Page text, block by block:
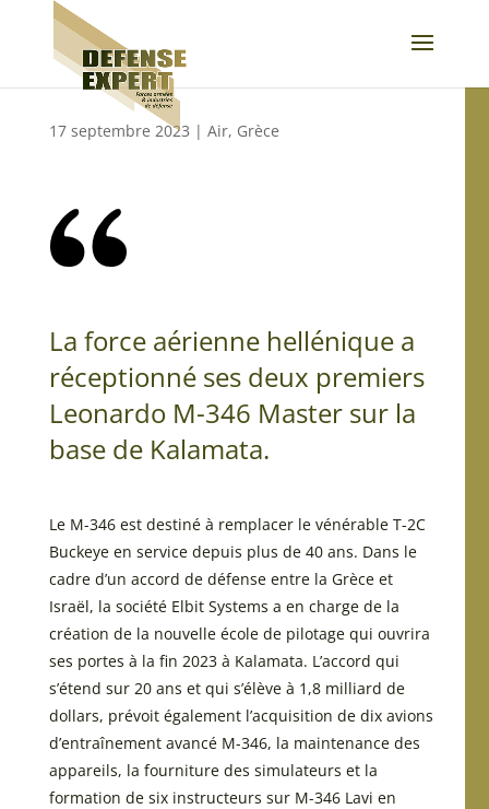
17 septembre 2023 | Air, Grèce
La force aérienne hellénique a
réceptionné ses deux premiers
Leonardo M-346 Master sur la
base de Kalamata.
Le M-346 est destiné à remplacer le vénérable T-2C
Buckeye en service depuis plus de 40 ans. Dans le
cadre d’un accord de défense entre la Grèce et
Israël, la société Elbit Systems a en charge de la
création de la nouvelle école de pilotage qui ouvrira
ses portes à la fin 2023 à Kalamata. L’accord qui
s’étend sur 20 ans et qui s’élève à 1,8 milliard de
dollars, prévoit également l’acquisition de dix avions
d’entraînement avancé M-346, la maintenance des
appareils, la fourniture des simulateurs et la
formation de six instructeurs sur M-346 Lavi en